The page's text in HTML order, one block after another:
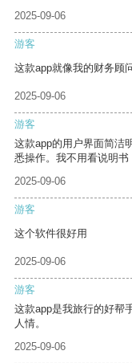
2025-09-06
游客
这款app就像我的财务顾
2025-09-06
游客
这款app的用户界面简洁
悉操作。我不用看说明书
2025-09-06
游客
这个软件很好用
2025-09-06
游客
这款app是我旅行的好帮
人情。
2025-09-06